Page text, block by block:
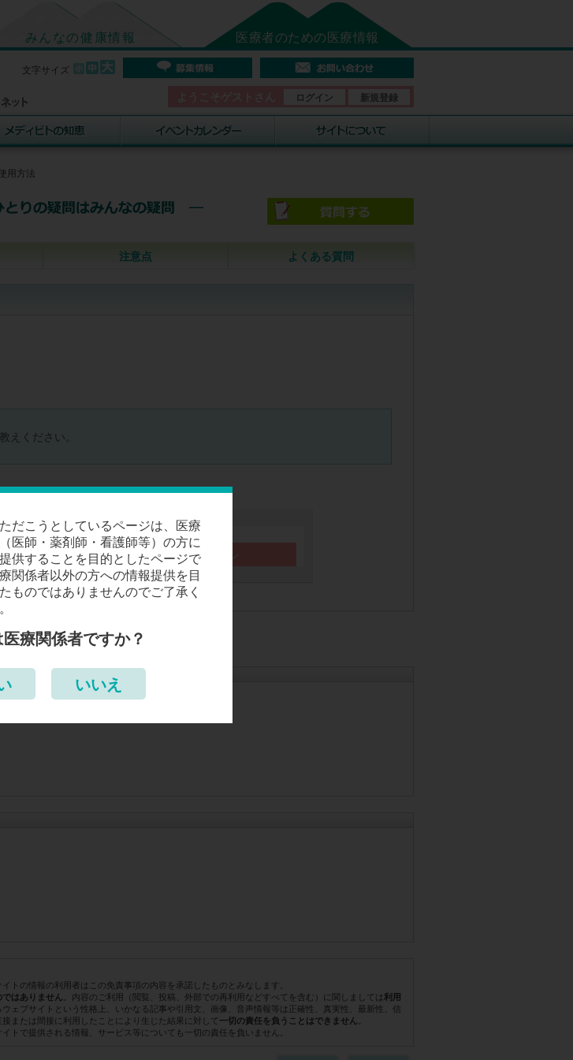
みんなの健康情報 医療者のための医療情報
文字サイズ
ログイン 新規登録
用方法
注意点 よくある質問
えください。
ンか新規会員登録が必要です
ド
トの情報の利用者はこの免責事項の内容を承諾したものとみなします。
はありません 。内容のご利用（閲覧、投稿、外部での再利用などすべてを含む）に関しましては利用
ェブサイトという性格上、いかなる記事や引用文、画像、音声情報等は正確性、真実性、最新性、信
または間接に利用したことにより生じた結果に対して 一切の責任を負うことはできません
で提供される情報、サービス等についても一切の責任を負いません。
だこうとしているページは、医療
医師・薬剤師・看護師等）の方に
供することを目的としたページで
関係者以外の方への情報提供を目
ものではありませんのでご了承く
療関係者ですか？
いいえ